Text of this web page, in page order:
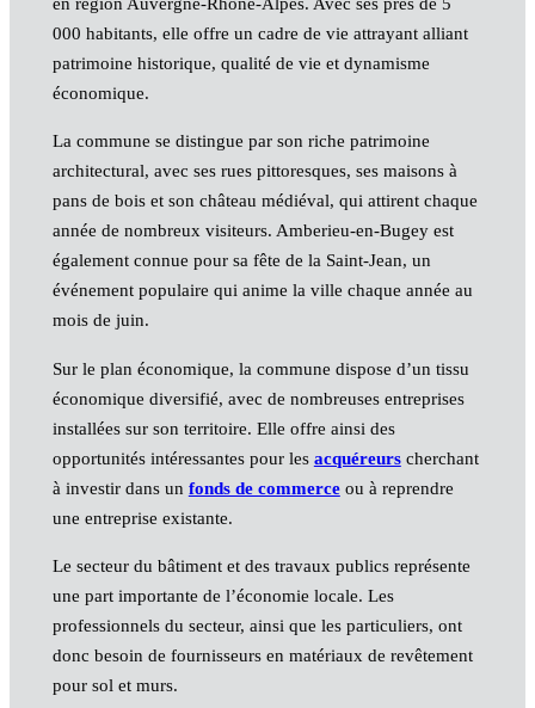
en région Auvergne-Rhône-Alpes. Avec ses près de 5
000 habitants, elle offre un cadre de vie attrayant alliant
patrimoine historique, qualité de vie et dynamisme
économique.
La commune se distingue par son riche patrimoine
architectural, avec ses rues pittoresques, ses maisons à
pans de bois et son château médiéval, qui attirent chaque
année de nombreux visiteurs. Amberieu-en-Bugey est
également connue pour sa fête de la Saint-Jean, un
événement populaire qui anime la ville chaque année au
mois de juin.
Sur le plan économique, la commune dispose d’un tissu
économique diversifié, avec de nombreuses entreprises
installées sur son territoire. Elle offre ainsi des
opportunités intéressantes pour les acquéreurscherchant
à investir dans un fonds de commerceou à reprendre
une entreprise existante.
Le secteur du bâtiment et des travaux publics représente
une part importante de l’économie locale. Les
professionnels du secteur, ainsi que les particuliers, ont
donc besoin de fournisseurs en matériaux de revêtement
pour sol et murs.